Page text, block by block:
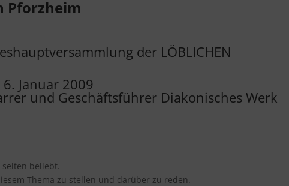
Pforzheim
der LÖBLICHEN
Januar 2009
und Geschäftsführer Diakonisches Werk
beliebt.
Thema zu stellen und darüber zu reden.